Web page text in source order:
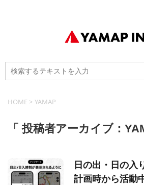
HOME > YAMAP
「 投稿者アーカイブ：
日の出・日の入
計画時から活動